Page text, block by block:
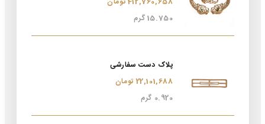
15.750 گرم
پلاک دست سفارشی
22,101,688 تومان
0.920 گرم